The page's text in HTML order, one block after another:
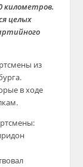
километров.
целых
из
в ходе